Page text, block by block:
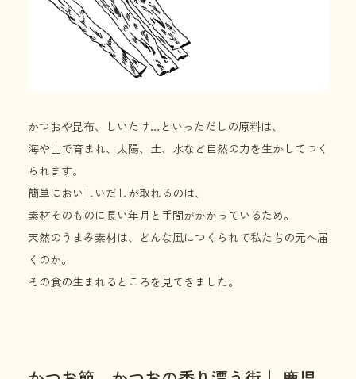
かつおや昆布、しいたけ…といっただしの原料は、
海や山で育まれ、太陽、土、水など自然の力を生かしてつく
られます。
簡単においしいだしが取れるのは、
素材そのものに長い年月と手間がかかっているため。
天然のうまみ素材は、どんな風につくられて私たちの元へ届
くのか。
その食の生まれるところを見てきました。